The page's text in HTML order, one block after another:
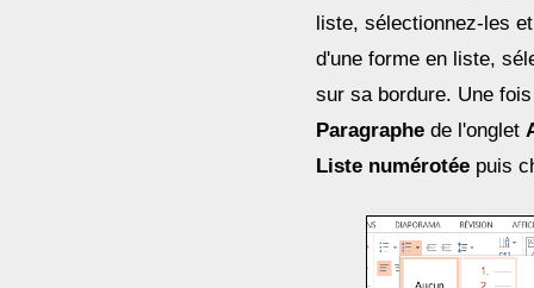
liste, sélectionnez-les
d'une forme en liste,
sur sa bordure. Une
Paragraphe de l'onglet
Liste numérotée puis